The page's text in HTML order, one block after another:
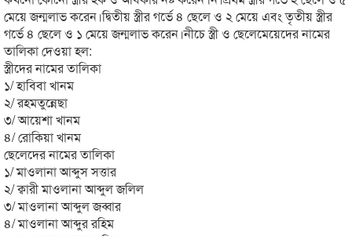
মেয়ে জন্মলাভ করেন।দ্বিতীয় স্ত্রীর গর্ভে ৪ ছেলে ও ২ মেয়ে এবং তৃতীয় স্ত্রীর
গর্ভে ৪ ছেলে ও ১ মেয়ে জন্মলাভ করেন।নীচে স্ত্রী ও ছেলেমেয়েদের নামের
তালিকা দেওয়া হল:
স্ত্রীদের নামের তালিকা
১/ হাবিবা খানম
২/ রহমতুন্নেছা
৩/ আয়েশা খানম
৪/ রোকিয়া খানম
ছেলেদের নামের তালিকা
১/ মাওলানা আব্দুস সত্তার
২/ ক্বারী মাওলানা আব্দুল জলিল
৩/ মাওলানা আব্দুল জব্বার
৪/ মাওলানা আব্দুর রহিম